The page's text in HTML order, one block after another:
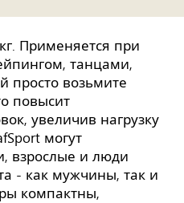
Применяется при
танцами,
просто возьмите
повысит
увеличив нагрузку
могут
взрослые и люди
- как мужчины, так и
компактны,